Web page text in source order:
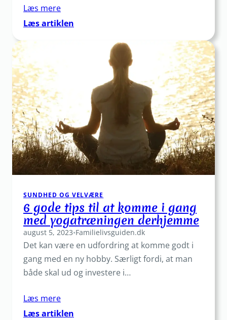
Læs mere
Læs artiklen
muskelrestitution
SUNDHED OG VELVÆRE
6 gode tips til at komme i gang
med yogatræningen derhjemme
august 5, 2023•Familielivsguiden.dk
Det kan være en udfordring at komme godt i
gang med en ny hobby. Særligt fordi, at man
både skal ud og investere i…
Læs mere
Læs artiklen